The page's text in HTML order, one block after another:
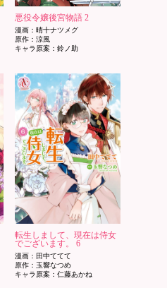
悪役令嬢後宮物語 2
漫画：晴十ナツメグ
原作：涼風
キャラ原案：鈴ノ助
転生しまして、現在は侍女
でございます。 6
漫画：田中ててて
原作：玉響なつめ
キャラ原案：仁藤あかね